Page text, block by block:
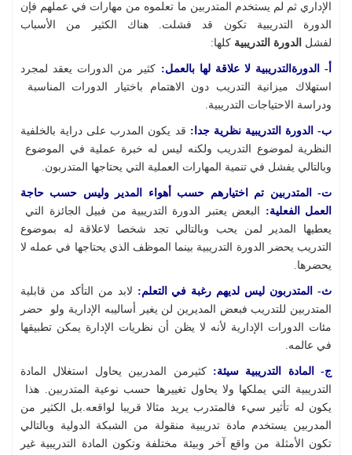
الإداري ثم لم يستخدم المتدربين ما تعلموه من مهارات في عملهم فإن
الدورة التدريبية تكون قد فشلت. هناك الكثير من الأسباب
لفشل الدورة التدريبية كلها:
أ- الدورةالتدريبية لا علاقة لها بالعمل: كثير من الدورات يعقد لمجرد
استهلاك ميزانية التدريب دون الاهتمام باختيار الدورات المناسبة
ودراسة الاحتياجات التدريبية.
ب- الدورة التدريبية نظرية جدا: قد يكون المدرب على دراية بالخلفية
النظرية لموضوع التدريب ولكنه ليس له خبرة عملية في الموضوع
وبالتالي يفشل في تنمية المهارات العملية التي يحتاجها المتدربون.
ت- المتدربين تم اختيارهم حسب أهواء المدير وليس حسب حاجة
العمل الفعلية: البعض يعتبر الدورة التدريبية من فبيل الجائزة التي
يعطيها المدير لمن يحب وبالتالي تجد شخصا لاعلاقة له بموضوع
التدريب يحضر الدورة التدريبية بينما الموظف الذي يحتاجها في عمله لا
يحضرها.
ث- المتدربون ليس لديهم رغبة في التعلم: لابد من التأكد من قابلية
المتدربين للتدريب فبعض المديرين لن يغير أساليبه الإدارية ولو حضر
مئات الدورات الإدارية لأنه لا يظن أن نظريات الإدارة يمكن تطبيقها
في عالمه.
ج- المادة التدريبية سيئة: كثيرمن المدربين يحاول استغلال المادة
التدريبية التي يملكها ولا يحاول تغييرها حسب نوعية المتدربين. هذا
يكون له تأثير سيء فالمتدرب يريد مثالا قريبا لواقعه.بل الكثير من
المدربين يستخدم مادة تدريبية منقولة من الشبكة الدولية وبالتالي
تكون الأمثلة من واقع آخر وبيئة مختلفة وتكون المادة التدريبية غير